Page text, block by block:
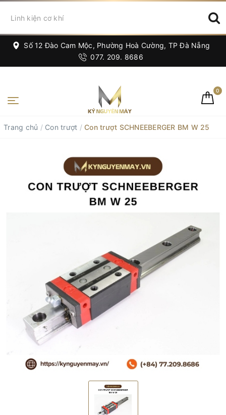
Số 12 Đào Cam Mộc, Phường Hoà Cường, TP Đà Nẵng
077. 209. 8686
0
Trang chủ / Con trượt / Con trượt SCHNEEBERGER BM W 25